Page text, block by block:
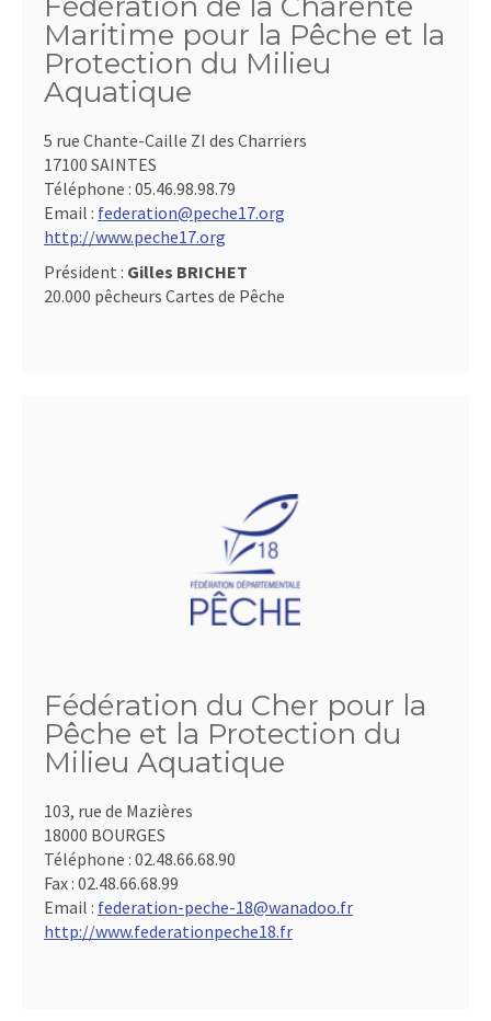
Maritime pour la Pêche et la
Protection du Milieu
Aquatique
5 rue Chante-Caille ZI des Charriers
17100 SAINTES
Téléphone : 05.46.98.98.79
Email : federation@peche17.org
http://www.peche17.org
Président : Gilles BRICHET
20.000 pêcheurs Cartes de Pêche
Fédération du Cher pour la
Pêche et la Protection du
Milieu Aquatique
103, rue de Mazières
18000 BOURGES
Téléphone : 02.48.66.68.90
Fax : 02.48.66.68.99
Email : federation-peche-18@wanadoo.fr
http://www.federationpeche18.fr